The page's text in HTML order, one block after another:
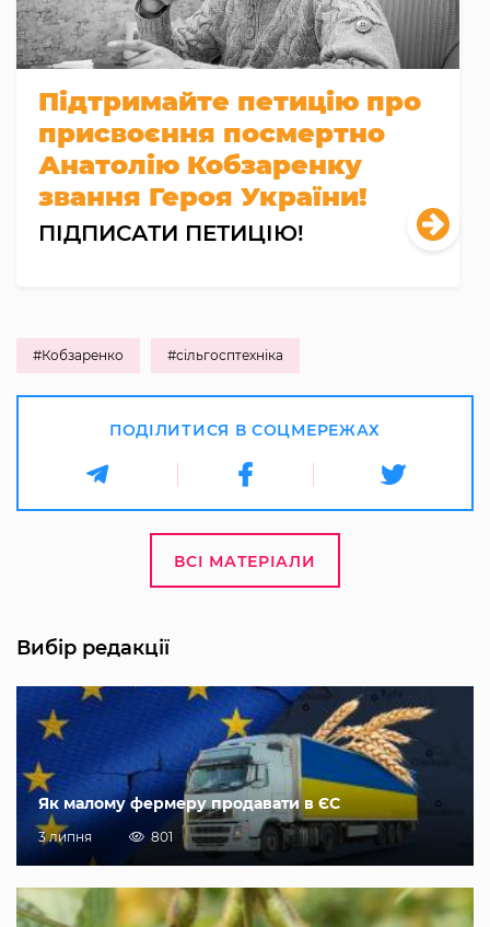
Підтримайте петицію про
присвоєння посмертно
Анатолію Кобзаренку
звання Героя України!
ПІДПИСАТИ ПЕТИЦІЮ!
#Кобзаренко #сільгосптехніка
ПОДІЛИТИСЯ В СОЦМЕРЕЖАХ
ВСІ МАТЕРІАЛИ
Вибір редакції
Як малому фермеру продавати в ЄС
3 липня 801